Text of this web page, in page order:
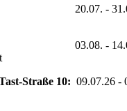
Straße 10: 09.07.26 -